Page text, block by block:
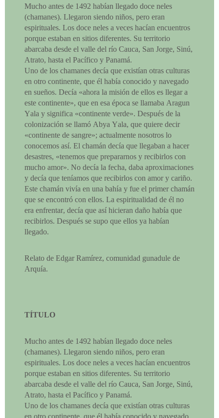
Mucho antes de 1492 habían llegado doce neles
(chamanes). Llegaron siendo niños, pero eran
espirituales. Los doce neles a veces hacían encuentros
porque estaban en sitios diferentes. Su territorio
abarcaba desde el valle del río Cauca, San Jorge, Sinú,
Atrato, hasta el Pacífico y Panamá.
Uno de los chamanes decía que existían otras culturas
en otro continente, que él había conocido y navegado
en sueños. Decía «ahora la misión de ellos es llegar a
este continente», que en esa época se llamaba Aragun
Yala y significa «continente verde». Después de la
colonización se llamó Abya Yala, que quiere decir
«continente de sangre»; actualmente nosotros lo
conocemos así. El chamán decía que llegaban a hacer
desastres, «tenemos que prepararnos y recibirlos con
mucho amor». No decía la fecha, daba aproximaciones
y decía que teníamos que recibirlos con amor y cariño.
Este chamán vivía en una bahía y fue el primer chamán
que se encontró con ellos. La espiritualidad de él no
era enfrentar, decía que así hicieran daño había que
recibirlos. Después se supo que ellos ya habían
llegado.
Relato de Edgar Ramírez, comunidad gunadule de
Arquía.
TÍTULO
Mucho antes de 1492 habían llegado doce neles
(chamanes). Llegaron siendo niños, pero eran
espirituales. Los doce neles a veces hacían encuentros
porque estaban en sitios diferentes. Su territorio
abarcaba desde el valle del río Cauca, San Jorge, Sinú,
Atrato, hasta el Pacífico y Panamá.
Uno de los chamanes decía que existían otras culturas